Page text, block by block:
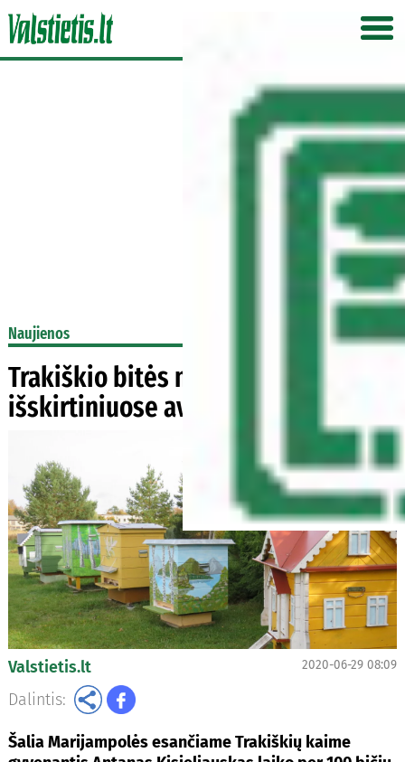
Naujienos
Trakiškio bitės mėgaujasi gyvenimu
išskirtiniuose aviliuose
Valstietis.lt 2020-06-29 08:09
Dalintis:
Šalia Marijampolės esančiame Trakiškių kaime